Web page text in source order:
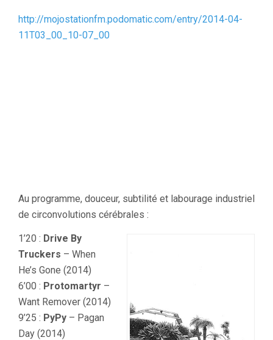
http://mojostationfm.podomatic.com/entry/2014-04-
11T03_00_10-07_00
Au programme, douceur, subtilité et labourage industriel
de circonvolutions cérébrales :
1’20 : Drive By
Truckers – When
He’s Gone (2014)
6’00 : Protomartyr –
Want Remover (2014)
9’25 : PyPy – Pagan
Day (2014)